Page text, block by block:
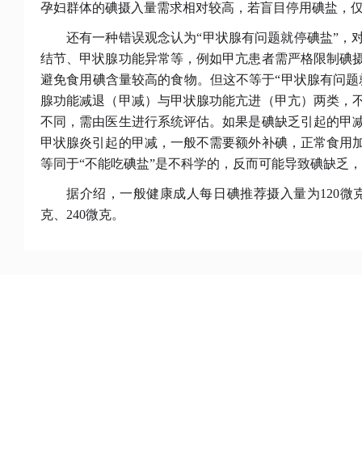
孕妇群体的碘摄入量需求相对较高，若盲目停用碘盐，
还有一种错误观念认为“甲状腺有问题就停碘盐”，
结节、甲状腺功能异常等，例如甲亢患者需严格限制碘
避免食用碘含量较高的食物。但这不等于“甲状腺有问
腺功能减退（甲减）与甲状腺功能亢进（甲亢）两类，
不同，需由医生进行系统评估。如果是碘缺乏引起的甲
甲状腺炎引起的甲减，一般不需要额外补碘，正常食用
等同于“不能吃碘盐”是不科学的，反而可能导致碘缺乏
据介绍，一般健康成人每日碘推荐摄入量为120微
克、240微克。